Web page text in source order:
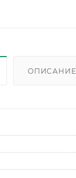
ОПИСАНИЕ